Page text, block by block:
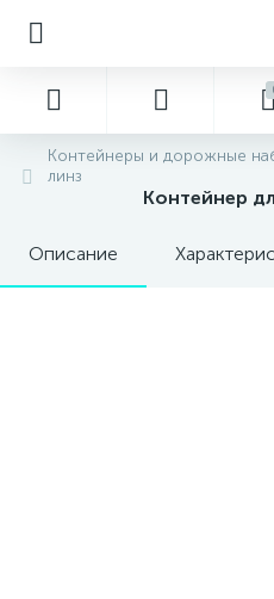
Контейнеры и дорожные
линз
Контейнер
Описание